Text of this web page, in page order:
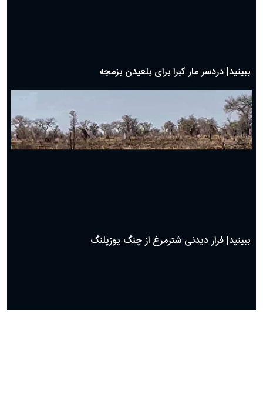
ببینید| دردسر مار کبرا برای بلعیدن بزمجه
ببینید| فرار دیدنی شترمرغ از چنگ یوزپلنگ